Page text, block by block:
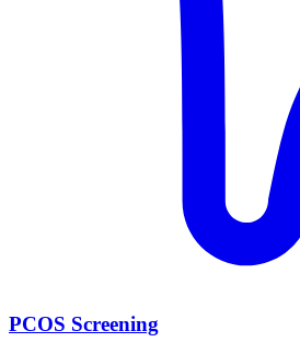
PCOS Screening